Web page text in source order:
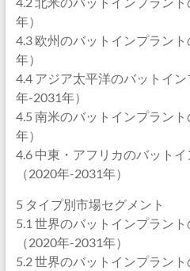
年）
4.3 欧州のバットインプラン
年）
4.4 アジア太平洋のバットイ
年-2031年）
4.5 南米のバットインプラン
年）
4.6 中東・アフリカのバット
（2020年-2031年）
5 タイプ別市場セグメント
5.1 世界のバットインプラン
（2020年-2031年）
5.2 世界のバットインプラン